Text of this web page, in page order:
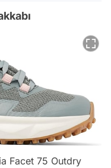
Facet 75 Outdry